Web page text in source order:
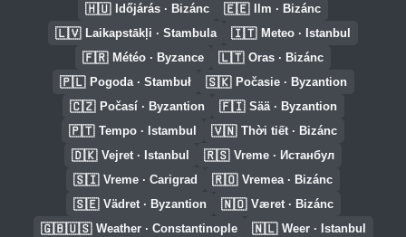
🇭🇺 Időjárás · Bizánc 🇪🇪 Ilm · Bizánc
🇱🇻 Laikapstākļi · Stambula 🇮🇹 Meteo · Istanbul
🇫🇷 Météo · Byzance 🇱🇹 Oras · Bizánc
🇵🇱 Pogoda · Stambuł 🇸🇰 Počasie · Byzantion
🇨🇿 Počasí · Byzantion 🇫🇮 Sää · Byzantion
🇵🇹 Tempo · Istambul 🇻🇳 Thời tiết · Bizánc
🇩🇰 Vejret · Istanbul 🇷🇸 Vreme · Истанбул
🇸🇮 Vreme · Carigrad 🇷🇴 Vremea · Bizánc
🇸🇪 Vädret · Byzantion 🇳🇴 Været · Bizánc
🇬🇧🇺🇸 Weather · Constantinople 🇳🇱 Weer · Istanbul